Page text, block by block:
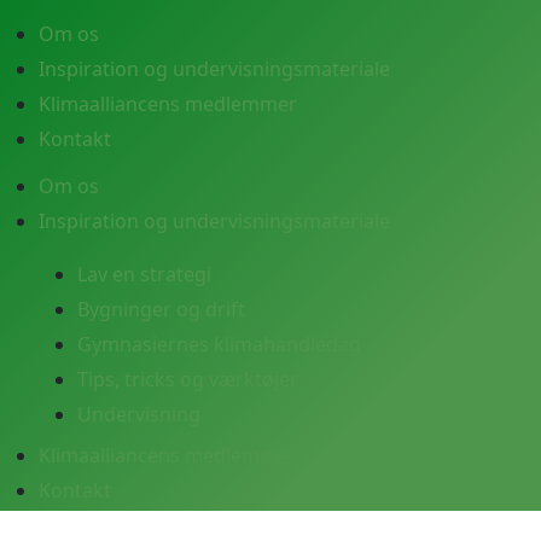
Om os
Inspiration og undervisningsmateriale
Klimaalliancens medlemmer
Kontakt
Om os
Inspiration og undervisningsmateriale
Lav en strategi
Bygninger og drift
Gymnasiernes klimahandledag
Tips, tricks og værktøjer
Undervisning
Klimaalliancens medlemmer